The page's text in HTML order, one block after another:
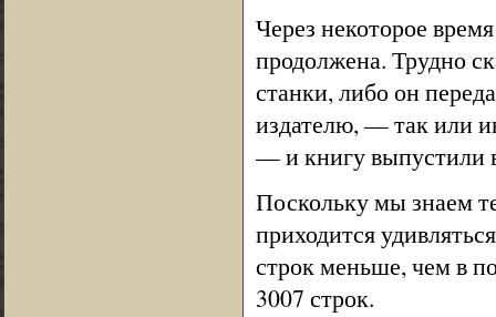
Через некоторое
продолжена. Трудно
станки, либо он
издателю, — так или
— и книгу выпустили
Поскольку мы знаем
приходится
строк меньше, чем в
3007 строк.